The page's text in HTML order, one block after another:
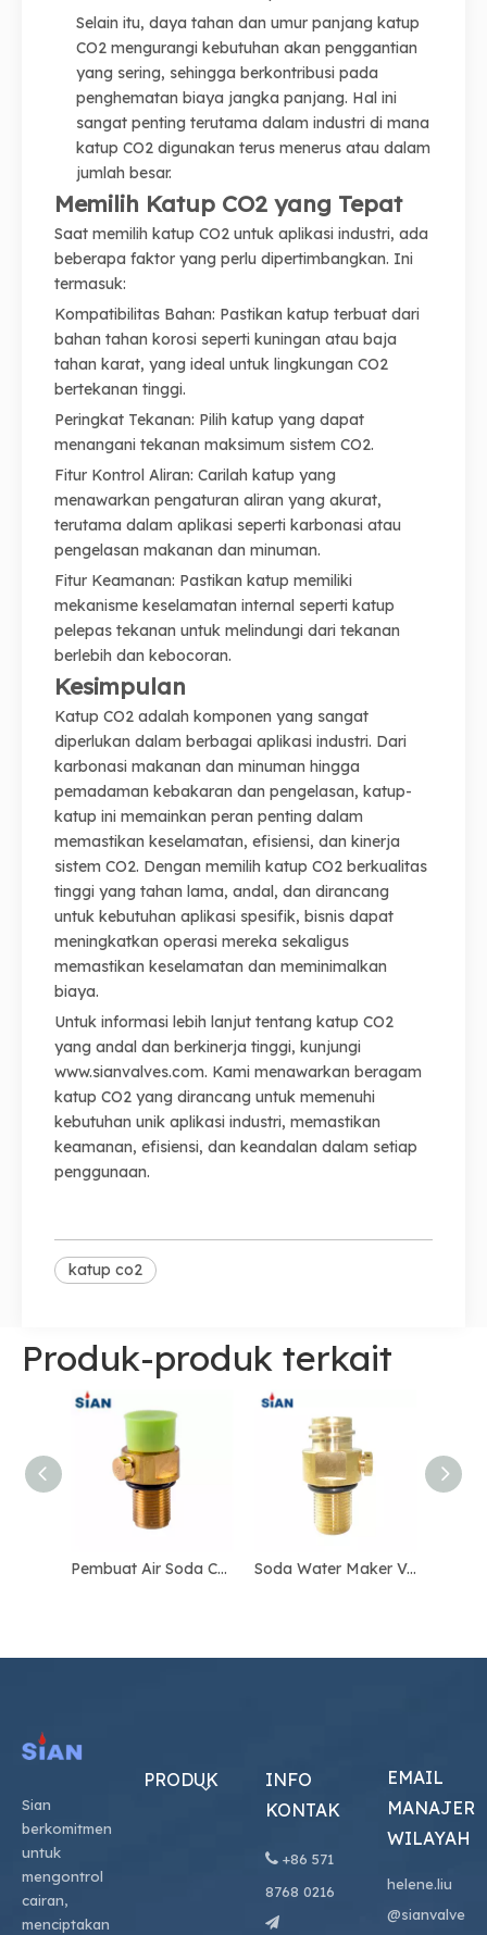
Selain itu, daya tahan dan umur panjang katup
CO2 mengurangi kebutuhan akan penggantian
yang sering, sehingga berkontribusi pada
penghematan biaya jangka panjang. Hal ini
sangat penting terutama dalam industri di mana
katup CO2 digunakan terus menerus atau dalam
jumlah besar.
Memilih Katup CO2 yang Tepat
Saat memilih katup CO2 untuk aplikasi industri, ada
beberapa faktor yang perlu dipertimbangkan. Ini
termasuk:
Kompatibilitas Bahan: Pastikan katup terbuat dari
bahan tahan korosi seperti kuningan atau baja
tahan karat, yang ideal untuk lingkungan CO2
bertekanan tinggi.
Peringkat Tekanan: Pilih katup yang dapat
menangani tekanan maksimum sistem CO2.
Fitur Kontrol Aliran: Carilah katup yang
menawarkan pengaturan aliran yang akurat,
terutama dalam aplikasi seperti karbonasi atau
pengelasan makanan dan minuman.
Fitur Keamanan: Pastikan katup memiliki
mekanisme keselamatan internal seperti katup
pelepas tekanan untuk melindungi dari tekanan
berlebih dan kebocoran.
Kesimpulan
Katup CO2 adalah komponen yang sangat
diperlukan dalam berbagai aplikasi industri. Dari
karbonasi makanan dan minuman hingga
pemadaman kebakaran dan pengelasan, katup-
katup ini memainkan peran penting dalam
memastikan keselamatan, efisiensi, dan kinerja
sistem CO2. Dengan memilih katup CO2 berkualitas
tinggi yang tahan lama, andal, dan dirancang
untuk kebutuhan aplikasi spesifik, bisnis dapat
meningkatkan operasi mereka sekaligus
memastikan keselamatan dan meminimalkan
biaya.
Untuk informasi lebih lanjut tentang katup CO2
yang andal dan berkinerja tinggi, kunjungi
www.sianvalves.com. Kami menawarkan beragam
katup CO2 yang dirancang untuk memenuhi
kebutuhan unik aplikasi industri, memastikan
keamanan, efisiensi, dan keandalan dalam setiap
penggunaan.
katup co2
Produk-produk terkait
Pembuat Air Soda CO2 Valve Aluminium Bottle Valve Soda Water Maker Valve CO2 Valve Untuk Botol Aluminium Sertifikasi PI MARK Standar Produk ISO V
Sian
berkomitmen
untuk
mengontrol
cairan,
menciptakan
PRODUK
INFO
KONTAK
 +86 571
8768 0216

EMAIL
MANAJER
WILAYAH
helene.liu
@sianvalve